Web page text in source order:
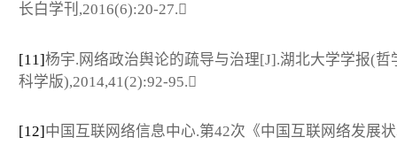
长白学刊,2016(6):20-27.
[11]杨宇.网络政治舆论的疏导与治理[J].湖北大学学报(哲
科学版),2014,41(2):92-95.
[12] 中国互联网络信息中心.第42次《中国互联网络发展